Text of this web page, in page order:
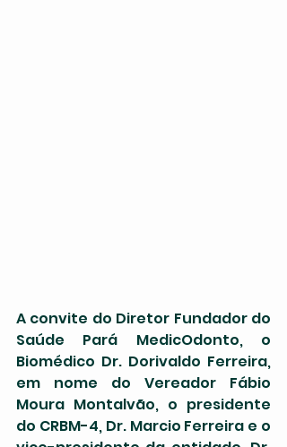
A convite do Diretor Fundador do
Saúde Pará MedicOdonto, o
Biomédico Dr. Dorivaldo Ferreira,
em nome do Vereador Fábio
Moura Montalvão, o presidente
do CRBM-4, Dr. Marcio Ferreira e o